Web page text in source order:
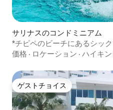
サリナスのコンドミニアム
*チピペのビーチにあるシック
価格 · ロケーション · ハイキ
ゲストチョイス
ゲストチョイス